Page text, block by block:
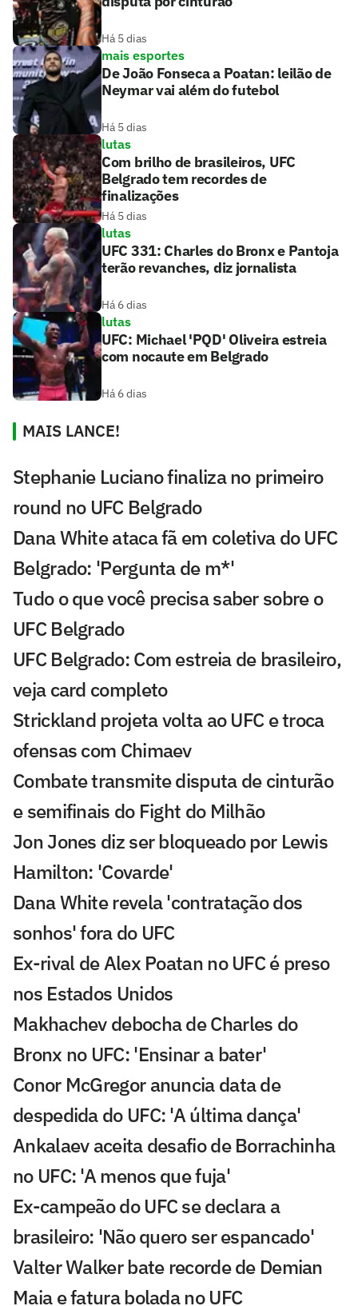
Há 5 dias
mais esportes
De João Fonseca a Poatan: leilão de
Neymar vai além do futebol
Há 5 dias
lutas
Com brilho de brasileiros, UFC
Belgrado tem recordes de
finalizações
Há 5 dias
lutas
UFC 331: Charles do Bronx e Pantoja
terão revanches, diz jornalista
Há 6 dias
lutas
UFC: Michael 'PQD' Oliveira estreia
com nocaute em Belgrado
Há 6 dias
MAIS LANCE!
Stephanie Luciano finaliza no primeiro
round no UFC Belgrado
Dana White ataca fã em coletiva do UFC
Belgrado: 'Pergunta de m*'
Tudo o que você precisa saber sobre o
UFC Belgrado
UFC Belgrado: Com estreia de brasileiro,
veja card completo
Strickland projeta volta ao UFC e troca
ofensas com Chimaev
Combate transmite disputa de cinturão
e semifinais do Fight do Milhão
Jon Jones diz ser bloqueado por Lewis
Hamilton: 'Covarde'
Dana White revela 'contratação dos
sonhos' fora do UFC
Ex-rival de Alex Poatan no UFC é preso
nos Estados Unidos
Makhachev debocha de Charles do
Bronx no UFC: 'Ensinar a bater'
Conor McGregor anuncia data de
despedida do UFC: 'A última dança'
Ankalaev aceita desafio de Borrachinha
no UFC: 'A menos que fuja'
Ex-campeão do UFC se declara a
brasileiro: 'Não quero ser espancado'
Valter Walker bate recorde de Demian
Maia e fatura bolada no UFC